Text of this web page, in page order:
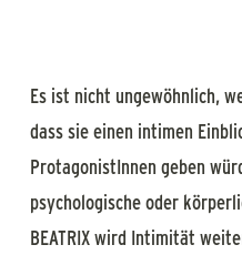
Es ist nicht ungewöhnlich,
dass sie einen intimen
ProtagonistInnen geben
psychologische oder
BEATRIX wird Intimität